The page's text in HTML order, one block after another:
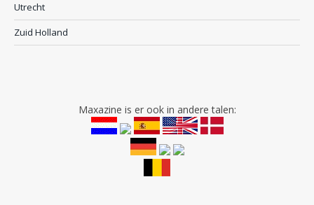
Utrecht
Zuid Holland
Maxazine is er ook in andere talen: